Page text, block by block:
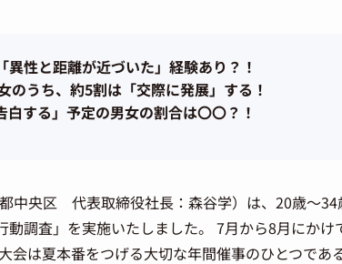
性と距離が近づいた」経験あり？！
うち、約5割は「交際に発展」する！
する」予定の男女の割合は〇〇？！
中央区 代表取締役社長：森谷学）は、20歳～34
調査」を実施いたしました。 7月から8月にかけ
は夏本番をつげる大切な年間催事のひとつであ